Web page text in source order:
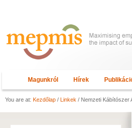
Magunkról Hírek
You are at: Kezdőlap / Linkek / Nemzeti Kábítószer